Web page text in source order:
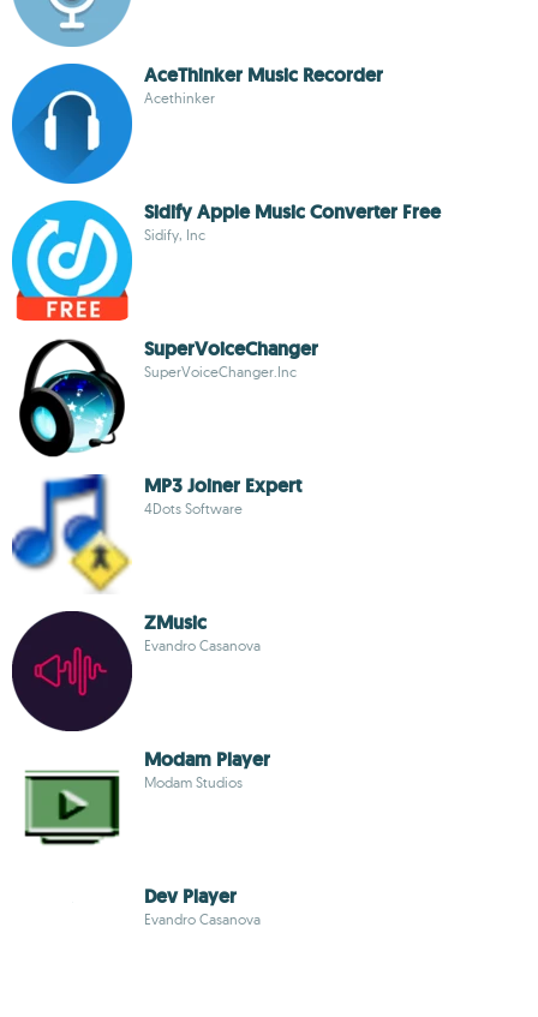
AceThinker Music Recorder
Acethinker
Sidify Apple Music Converter Free
Sidify, Inc
SuperVoiceChanger
SuperVoiceChanger.Inc
MP3 Joiner Expert
4Dots Software
ZMusic
Evandro Casanova
Modam Player
Modam Studios
Dev Player
Evandro Casanova